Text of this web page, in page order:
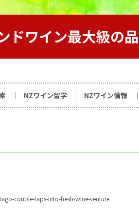
NZワイン留学 NZワイン情報
couple-taps-into-fresh-wine-venture